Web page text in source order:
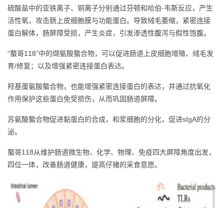
硫酸盐中的亚铁离子、铜离子分别通过芬顿和哈伯-韦斯反应，产生
活性氧，攻击肠上皮细胞膜与功能蛋白。导致绒毛萎缩，紧密连接
蛋白解体，肠屏障受损，产生炎症，引发渗透性腹泻与假性饱腹。
“螯哥118”中的缬氨酸螯合物，可以促进肠道上皮细胞增殖、绒毛发
育/修复；以及增强紧密连接蛋白表达。
羟基蛋氨酸螯合物，也能增强紧密连接蛋白的表达，并通过抗氧化
作用保护这些蛋白免受损伤，从而巩固肠道屏障。
苏氨酸螯合物促进黏蛋白的合成，和浆细胞的分化，促进sIgA的分
泌。
螯哥118从维护肠道微生物、化学、物理、免疫四大屏障角度出发，
四位一体，改善肠道健康，提高仔猪的采食意愿。